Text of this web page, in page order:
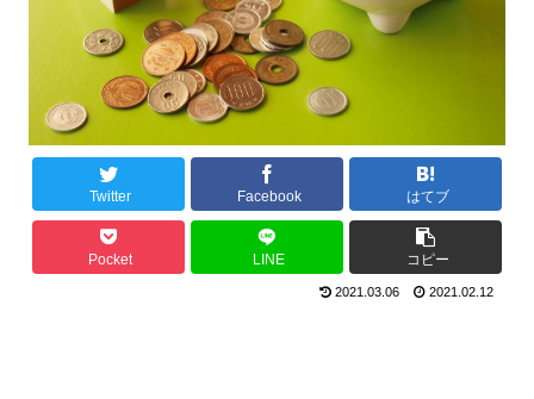
Twitter Facebook はてブ
Pocket LINE コピー
2021.03.06 2021.02.12